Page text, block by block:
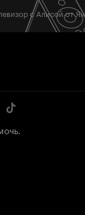
с Алисой от